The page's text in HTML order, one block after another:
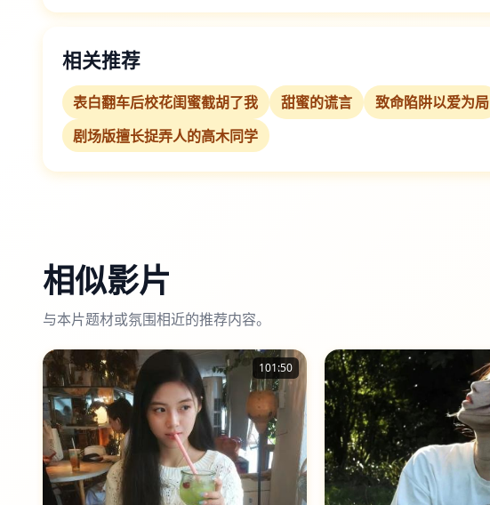
相关推荐
表白翻车后校花闺蜜截胡了我 甜蜜的谎言 致命陷阱以爱为局
剧场版擅长捉弄人的高木同学
相似影片
与本片题材或氛围相近的推荐内容。
101:50